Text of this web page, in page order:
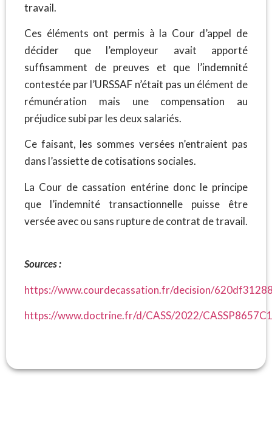
travail.
Ces éléments ont permis à la Cour d’appel de
décider que l’employeur avait apporté
suffisamment de preuves et que l’indemnité
contestée par l’URSSAF n’était pas un élément de
rémunération mais une compensation au
préjudice subi par les deux salariés.
Ce faisant, les sommes versées n’entraient pas
dans l’assiette de cotisations sociales.
La Cour de cassation entérine donc le principe
que l’indemnité transactionnelle puisse être
versée avec ou sans rupture de contrat de travail.
Sources :
https://www.courdecassation.fr/decision/
https://www.doctrine.fr/d/CASS/2022/